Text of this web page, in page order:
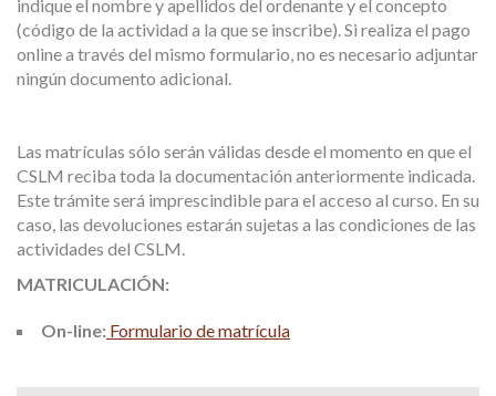
indique el nombre y apellidos del ordenante y el concepto
(código de la actividad a la que se inscribe). Si realiza el pago
online a través del mismo formulario, no es necesario adjuntar
ningún documento adicional.
Las matrículas sólo serán válidas desde el momento en que el
CSLM reciba toda la documentación anteriormente indicada.
Este trámite será imprescindible para el acceso al curso. En su
caso, las devoluciones estarán sujetas a las condiciones de las
actividades del CSLM.
MATRICULACIÓN:
On-line: Formulario de matrícula